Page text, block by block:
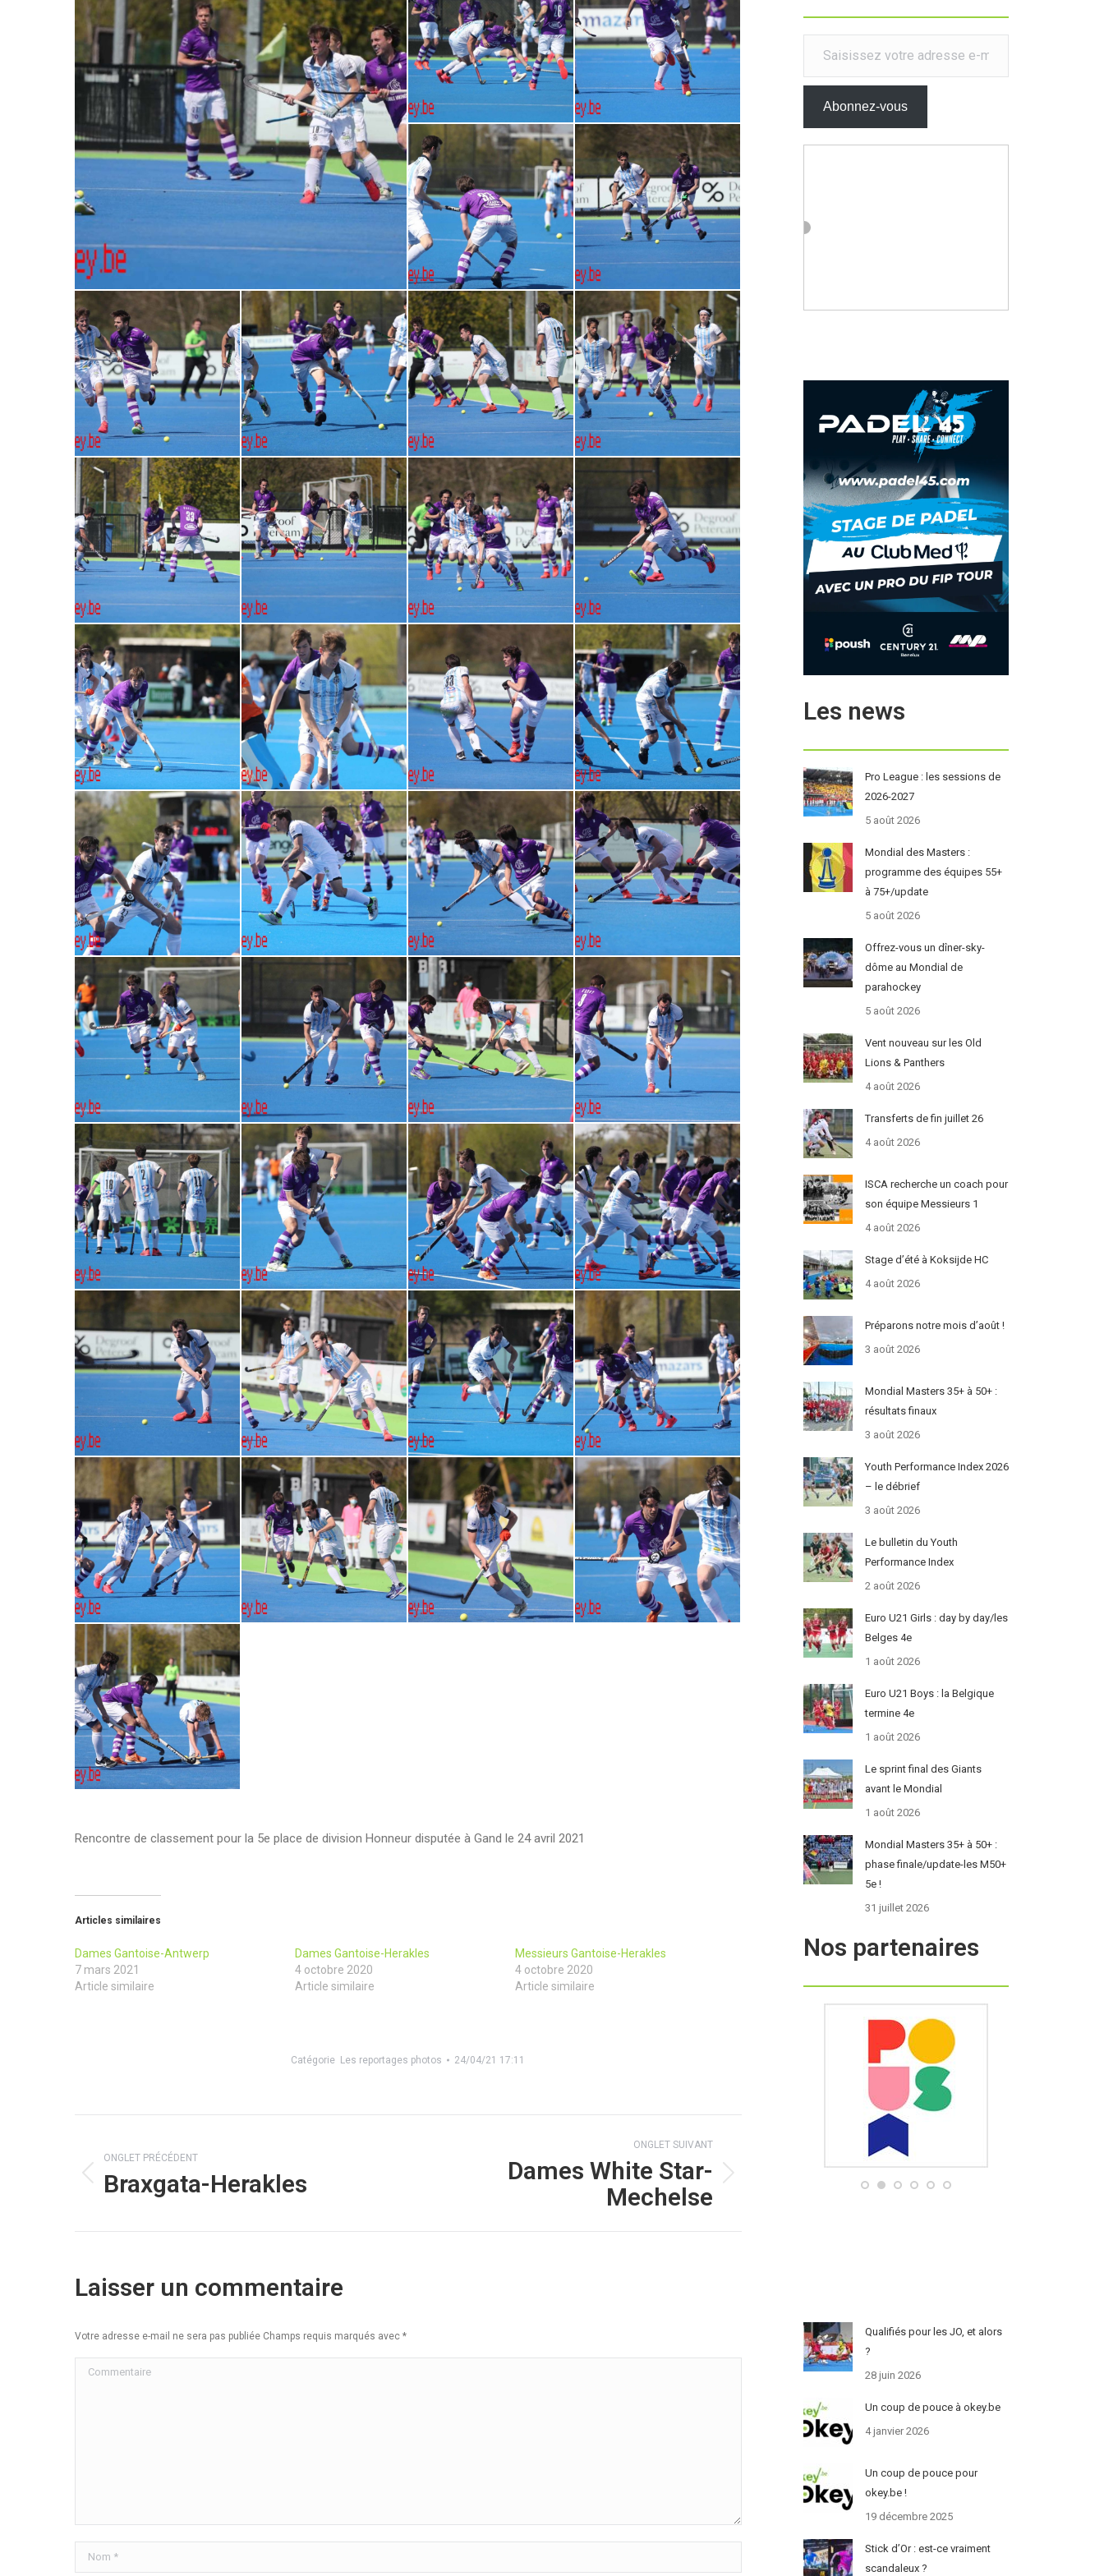
Rencontre de classement pour la 5e place de division Honneur disputée à Gand le 24 avril 2021
Articles similaires
Dames Gantoise-Antwerp
7 mars 2021
Article similaire
Dames Gantoise-Herakles
4 octobre 2020
Article similaire
Messieurs Gantoise-Herakles
4 octobre 2020
Article similaire
Catégorie Les reportages photos 24/04/21 17:11
de
commentaire
ONGLET PRÉCÉDENT
Onglet
Braxgata-Herakles
ONGLET SUIVANT
Dames White Star-
Mechelse
Laisser un commentaire
Votre adresse e-mail ne sera pas publiée Champs requis marqués avec *
Commentaire
Nom *
Saisissez votre adresse e-mail…
Abonnez-vous
Les news
Pro League : les sessions de
2026-2027
5 août 2026
Mondial des Masters :
programme des équipes 55+
à 75+/update
5 août 2026
Offrez-vous un dîner-sky-
dôme au Mondial de
parahockey
5 août 2026
Vent nouveau sur les Old
Lions & Panthers
4 août 2026
Transferts de fin juillet 26
4 août 2026
ISCA recherche un coach pour
son équipe Messieurs 1
4 août 2026
Stage d’été à Koksijde HC
4 août 2026
Préparons notre mois d’août !
3 août 2026
Mondial Masters 35+ à 50+ :
résultats finaux
3 août 2026
Youth Performance Index 2026
– le débrief
3 août 2026
Le bulletin du Youth
Performance Index
2 août 2026
Euro U21 Girls : day by day/les
Belges 4e
1 août 2026
Euro U21 Boys : la Belgique
termine 4e
1 août 2026
Le sprint final des Giants
avant le Mondial
1 août 2026
Mondial Masters 35+ à 50+ :
phase finale/update-les M50+
5e !
31 juillet 2026
Nos partenaires
Qualifiés pour les JO, et alors
?
28 juin 2026
Un coup de pouce à okey.be
4 janvier 2026
Un coup de pouce pour
okey.be !
19 décembre 2025
Stick d’Or : est-ce vraiment
scandaleux ?